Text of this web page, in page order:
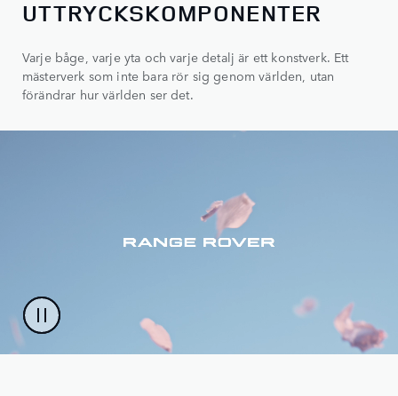
UTTRYCKSKOMPONENTER
Varje båge, varje yta och varje detalj är ett konstverk. Ett
mästerverk som inte bara rör sig genom världen, utan
förändrar hur världen ser det.